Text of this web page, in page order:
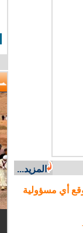
المزيد...
أي مسؤولية